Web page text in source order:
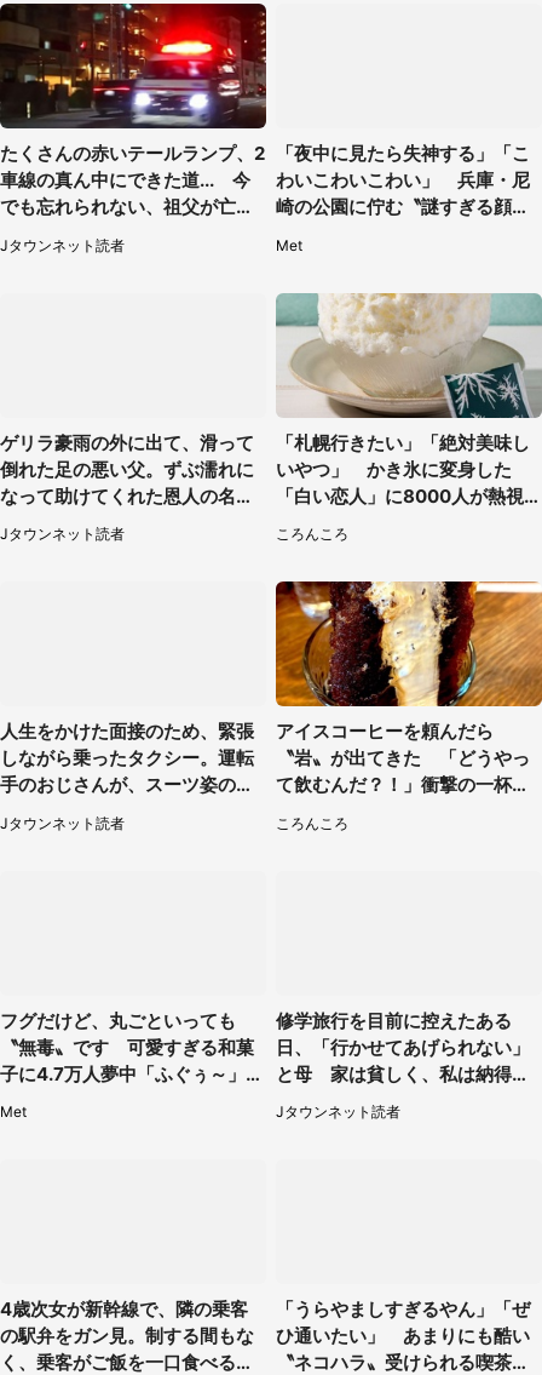
たくさんの赤いテールランプ、2
車線の真ん中にできた道... 今
でも忘れられない、祖父が亡く
なった夜に見た光景（30代女
性）
Jタウンネット読者
「夜中に見たら失神する」「こ
わいこわいこわい」 兵庫・尼
崎の公園に佇む〝謎すぎる顔〟
Met
ゲリラ豪雨の外に出て、滑って
倒れた足の悪い父。ずぶ濡れに
なって助けてくれた恩人の名前
Jタウンネット読者
「札幌行きたい」「絶対美味し
いやつ」 かき氷に変身した
「白い恋人」に8000人が熱視
ころんころ
人生をかけた面接のため、緊張
しながら乗ったタクシー。運転
手のおじさんが、スーツ姿の私
を見て...（福岡県・30代女性）
Jタウンネット読者
アイスコーヒーを頼んだら
〝岩〟が出てきた 「どうやっ
て飲むんだ？！」衝撃の一杯が
ころんころ
フグだけど、丸ごといっても
〝無毒〟です 可愛すぎる和菓
子に4.7万人夢中「ふぐぅ～」
Met
修学旅行を目前に控えたある
日、「行かせてあげられない」
と母 家は貧しく、私は納得し
たけれど...（北海道・70代以上
女性）
Jタウンネット読者
4歳次女が新幹線で、隣の乗客
の駅弁をガン見。制する間もな
く、乗客がご飯を一口食べると
「うらやましすぎるやん」「ぜ
ひ通いたい」 あまりにも酷い
〝ネコハラ〟受けられる喫茶店